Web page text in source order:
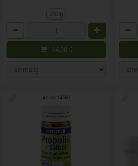
250g
14,90 €
Art.-Nr. 14560